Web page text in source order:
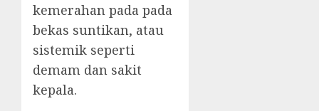
kemerahan pada pada
bekas suntikan, atau
sistemik seperti
demam dan sakit
kepala.